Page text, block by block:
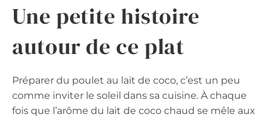
Une petite histoire
autour de ce plat
Préparer du poulet au lait de coco, c’est un peu
comme inviter le soleil dans sa cuisine. À chaque
fois que l’arôme du lait de coco chaud se mêle aux